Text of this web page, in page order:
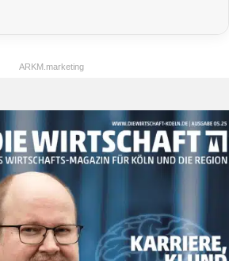
ARKM.marketing